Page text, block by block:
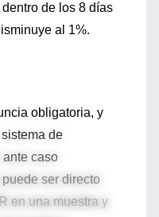
de los 8 días
al 1%.
obligatoria, y
de
caso
ser directo
en una muestra y